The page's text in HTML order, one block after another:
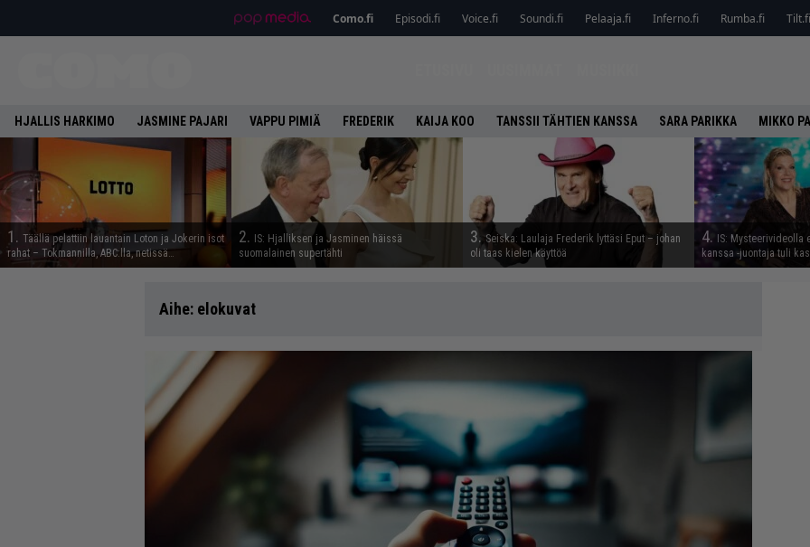
Como.fi Episodi.fi Voice.fi Soundi.fi Pelaaja.fi Inferno.fi Rumba.fi Tilt.fi
HJALLIS HARKIMO JASMINE PAJARI VAPPU PIMIÄ FREDERIK KAIJA KOO TANSSII TÄHTIEN KANSSA SARA PARIKKA MIKKO
1. Täällä pelattiin lauantain Loton ja Jokerin isot
rahat – Tokmannilla, ABC:lla, netissä…
2.
IS: Hjalliksen ja Jasminen häissä
suomalainen supertähti
3. Seiska: Laulaja Frederik lyttäsi Eput – johan
oli taas kielen käyttöä
4.
IS: Mysteerivideolla
kanssa -juontaja tuli
Aihe: elokuvat